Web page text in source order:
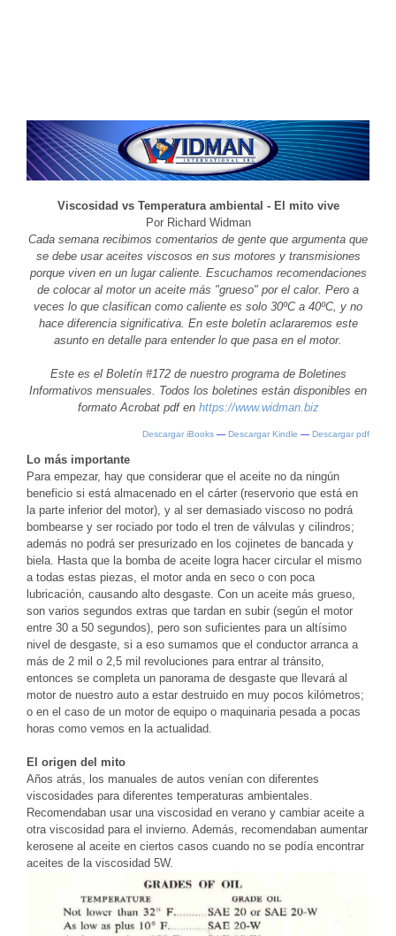
Viscosidad vs Temperatura ambiental - El mito vive
Por Richard Widman
Cada semana recibimos comentarios de gente que argumenta que
se debe usar aceites viscosos en sus motores y transmisiones
porque viven en un lugar caliente. Escuchamos recomendaciones
de colocar al motor un aceite más "grueso" por el calor. Pero a
veces lo que clasifican como caliente es solo 30ºC a 40ºC, y no
hace diferencia significativa. En este boletín aclararemos este
asunto en detalle para entender lo que pasa en el motor.
Este es el Boletín #172 de nuestro programa de Boletines
Informativos mensuales. Todos los boletines están disponibles en
formato Acrobat pdf en https://www.widman.biz
Descargar iBooks — Descargar Kindle — Descargar pdf
Lo más importante
Para empezar, hay que considerar que el aceite no da ningún
beneficio si está almacenado en el cárter (reservorio que está en
la parte inferior del motor), y al ser demasiado viscoso no podrá
bombearse y ser rociado por todo el tren de válvulas y cilindros;
además no podrá ser presurizado en los cojinetes de bancada y
biela. Hasta que la bomba de aceite logra hacer circular el mismo
a todas estas piezas, el motor anda en seco o con poca
lubricación, causando alto desgaste. Con un aceite más grueso,
son varios segundos extras que tardan en subir (según el motor
entre 30 a 50 segundos), pero son suficientes para un altísimo
nivel de desgaste, si a eso sumamos que el conductor arranca a
más de 2 mil o 2,5 mil revoluciones para entrar al tránsito,
entonces se completa un panorama de desgaste que llevará al
motor de nuestro auto a estar destruido en muy pocos kilómetros;
o en el caso de un motor de equipo o maquinaria pesada a pocas
horas como vemos en la actualidad.
El origen del mito
Años atrás, los manuales de autos venían con diferentes
viscosidades para diferentes temperaturas ambientales.
Recomendaban usar una viscosidad en verano y cambiar aceite a
otra viscosidad para el invierno. Además, recomendaban aumentar
kerosene al aceite en ciertos casos cuando no se podía encontrar
aceites de la viscosidad 5W.